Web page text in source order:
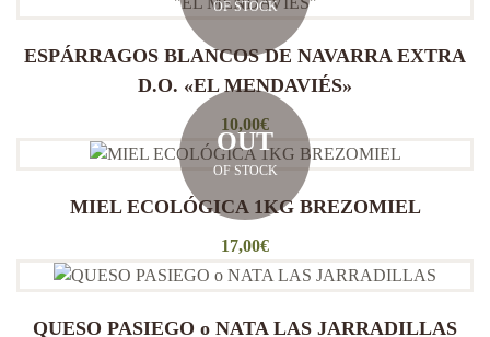
OF STOCK
ESPÁRRAGOS BLANCOS DE NAVARRA EXTRA
D.O. «EL MENDAVIÉS»
10,00€
OUT
OF STOCK
MIEL ECOLÓGICA 1KG BREZOMIEL
17,00€
QUESO PASIEGO o NATA LAS JARRADILLAS